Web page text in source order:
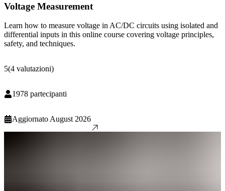
Voltage Measurement
Learn how to measure voltage in AC/DC circuits using isolated and
differential inputs in this online course covering voltage principles,
safety, and techniques.
5(4 valutazioni)
1978 partecipanti
Aggiornato August 2026